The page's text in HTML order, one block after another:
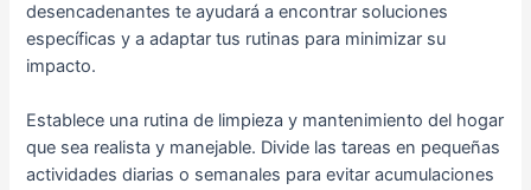
desencadenantes te ayudará a encontrar soluciones
específicas y a adaptar tus rutinas para minimizar su
impacto.
Establece una rutina de limpieza y mantenimiento del hogar
que sea realista y manejable. Divide las tareas en pequeñas
actividades diarias o semanales para evitar acumulaciones